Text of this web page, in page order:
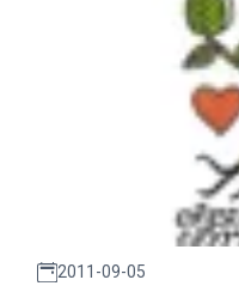
2011-09-05